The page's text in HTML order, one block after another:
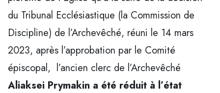
du Tribunal Ecclésiastique (la Commission de
Discipline) de l’Archevêché, réuni le 14 mars
2023, après l’approbation par le Comité
épiscopal, l’ancien clerc de l’Archevêché
Aliaksei Prymakin a été réduit à l’état